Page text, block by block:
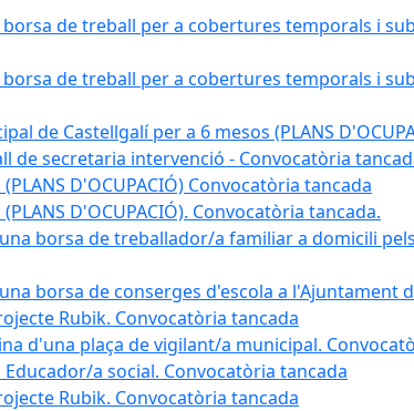
de treball per a cobertures temporals i
de treball per a cobertures temporals i
de Castellgalí per a 6 mesos (PLANS
de secretaria intervenció - Convocatòria
D'OCUPACIÓ) Convocatòria tancada
D'OCUPACIÓ). Convocatòria tancada.
borsa de treballador/a familiar a domicili
borsa de conserges d'escola a l'Ajuntament
Rubik. Convocatòria tancada
d'una plaça de vigilant/a municipal.
a social. Convocatòria tancada
Rubik. Convocatòria tancada